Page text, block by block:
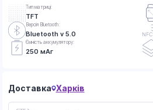
Тип матриці:
TFT
Версія Bluetooth:
Bluetooth v 5.0
Ємність аккумулятору:
250 мАг
Доставка Харків